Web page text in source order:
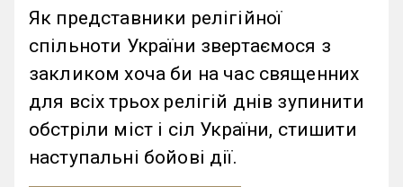
Як представники релігійної
спільноти України звертаємося з
закликом хоча би на час священних
для всіх трьох релігій днів зупинити
обстріли міст і сіл України, стишити
наступальні бойові дії.